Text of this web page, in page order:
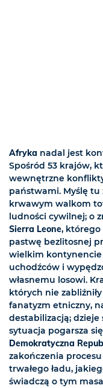
Afryka nadal jest
Spośród 53 krajów,
wewnętrzne
państwami. Myślę tu
krwawym walkom
ludności cywilnej; o
Sierra Leone, którego
pastwę bezlitosnej
wielkim
uchodźców i
własnemu losowi.
których nie
fanatyzm etniczny,
destabilizacją; dzieje
sytuacja pogarsza
Demokratyczna
zakończenia
trwałego ładu,
świadczą o tym